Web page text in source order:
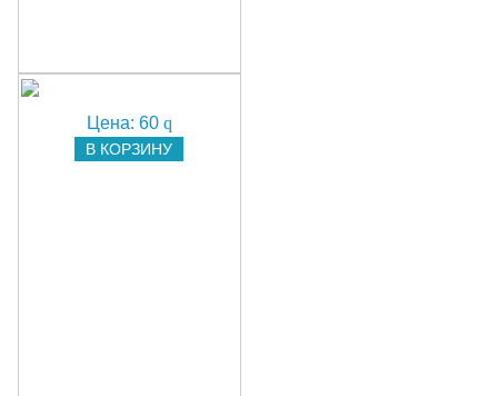
Цена: 60 q
В КОРЗИНУ